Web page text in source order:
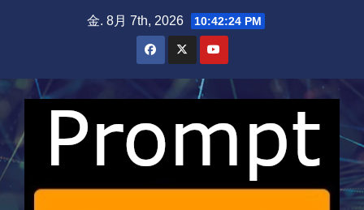
金. 8月 7th, 2026 10:42:25 PM